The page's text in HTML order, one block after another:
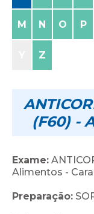
M N O P
Z
(F60) -
Exame:
Alimentos -
Preparação: